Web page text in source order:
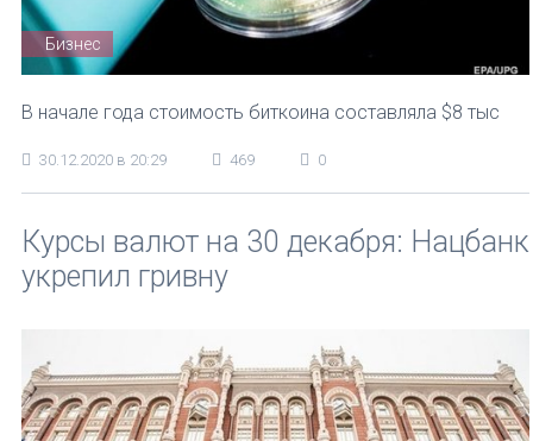
Бизнес
В начале года стоимость биткоина составляла $8 тыс
30.12.2020 в 20:29 469 0
Курсы валют на 30 декабря: Нацбанк
укрепил гривну